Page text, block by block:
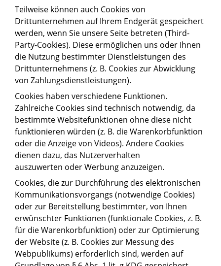
Teilweise können auch Cookies von
Drittunternehmen auf Ihrem Endgerät gespeichert
werden, wenn Sie unsere Seite betreten (Third-
Party-Cookies). Diese ermöglichen uns oder Ihnen
die Nutzung bestimmter Dienstleistungen des
Drittunternehmens (z. B. Cookies zur Abwicklung
von Zahlungsdienstleistungen).
Cookies haben verschiedene Funktionen.
Zahlreiche Cookies sind technisch notwendig, da
bestimmte Websitefunktionen ohne diese nicht
funktionieren würden (z. B. die Warenkorbfunktion
oder die Anzeige von Videos). Andere Cookies
dienen dazu, das Nutzerverhalten
auszuwerten oder Werbung anzuzeigen.
Cookies, die zur Durchführung des elektronischen
Kommunikationsvorgangs (notwendige Cookies)
oder zur Bereitstellung bestimmter, von Ihnen
erwünschter Funktionen (funktionale Cookies, z. B.
für die Warenkorbfunktion) oder zur Optimierung
der Website (z. B. Cookies zur Messung des
Webpublikums) erforderlich sind, werden auf